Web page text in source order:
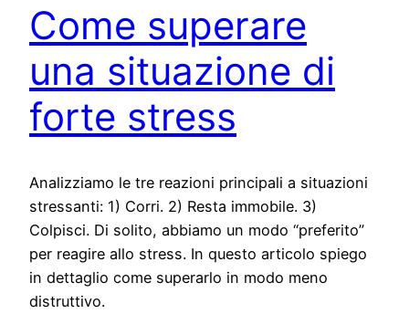
Come superare
una situazione di
forte stress
Analizziamo le tre reazioni principali a situazioni
stressanti: 1) Corri. 2) Resta immobile. 3)
Colpisci. Di solito, abbiamo un modo “preferito”
per reagire allo stress. In questo articolo spiego
in dettaglio come superarlo in modo meno
distruttivo.